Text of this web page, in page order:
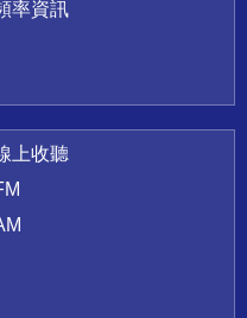
率資訊
上收聽